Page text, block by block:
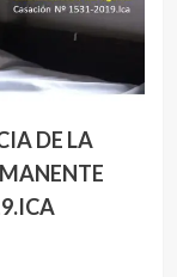
DE LA